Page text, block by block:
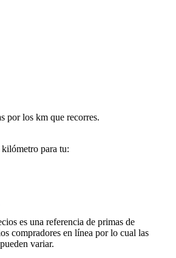
por los km que recorres.
para tu:
es una referencia de primas de
compradores en línea por lo cual las
variar.